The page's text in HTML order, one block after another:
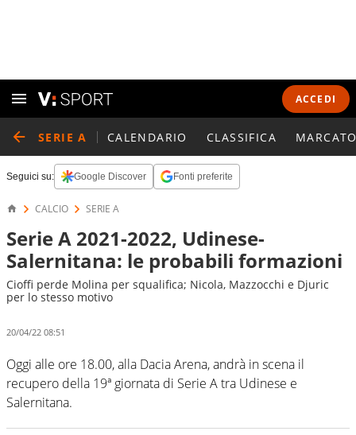
ACCEDI
SERIE A CALENDARIO CLASSIFICA
Seguici su: Google Discover Fonti preferite
CALCIO SERIE A
Serie A 2021-2022, Udinese-
Salernitana: le probabili formazioni
Cioffi perde Molina per squalifica; Nicola, Mazzocchi e Djuric
per lo stesso motivo
20/04/22 08:51
Oggi alle ore 18.00, alla Dacia Arena, andrà in scena il
recupero della 19ª giornata di Serie A tra Udinese e
Salernitana.